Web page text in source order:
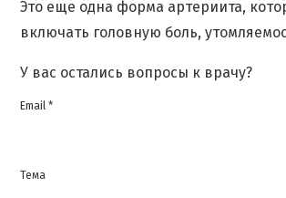
Это еще одна форма артериита,
включать головную боль,
У вас остались вопросы к врачу?
Email *
Тема